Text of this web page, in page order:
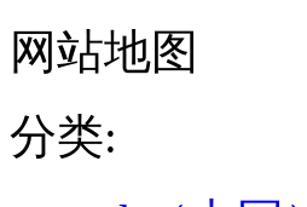
网站地图
分类: